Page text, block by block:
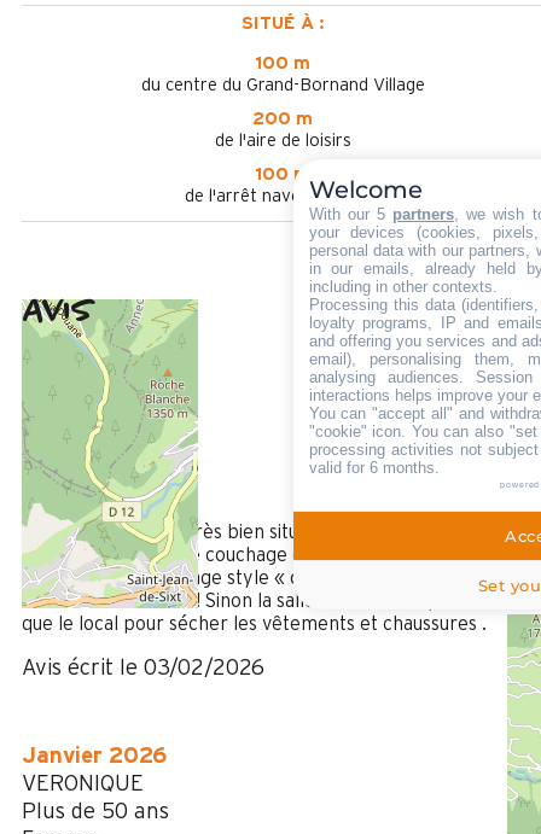
SITUÉ À :
100 m
du centre du Grand-Bornand Village
200 m
de l'aire de loisirs
100 m
de l'arrêt navette en été
Avis
3,54
/ 5
(13 avis
Janvier 2026
Françoise
Plus de 50 ans
Femme
4
/ 5
L’appartement est très bien situé dans le village. Le seul
point négatif, c’est le couchage dans la pièce à vivre. Nous
préférons un couchage style « clic clac » qui s’ouvre et se
referme facilement ! Sinon la salle de bains est parfaite ainsi
que le local pour sécher les vêtements et chaussures .
Avis écrit le 03/02/2026
Janvier 2026
VERONIQUE
Plus de 50 ans
Welcome
With our 5 partners , we wish
your devices (cookies,
personal data with our partners,
in our emails, already held
including in other contexts.
Processing this data
loyalty programs, IP and
and offering you services and
email), personalising them,
analysing audiences.
interactions helps improve your
You can "accept all" and
"cookie" icon . You can also
processing activities not
valid for 6 months.
Set